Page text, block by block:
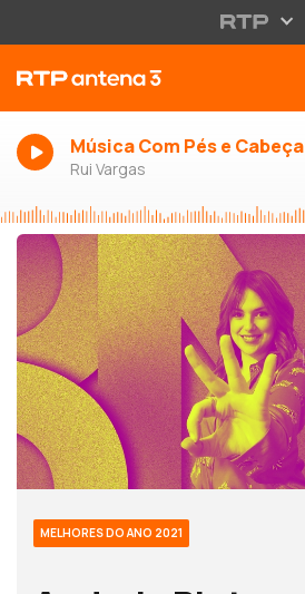
Música Com Pés e Cabeça
Rui Vargas
MELHORES DO ANO 2021